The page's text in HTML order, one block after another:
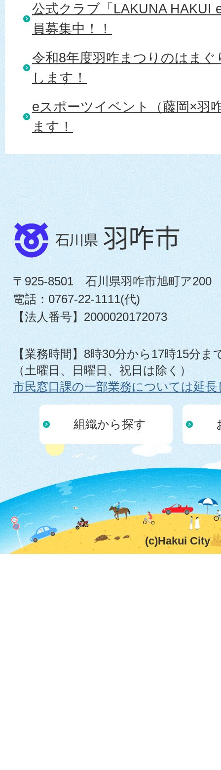
公式クラブ「LAKUNA HAKUI
員募集中！！
令和8年度羽咋まつりのはまぐ
します！
eスポーツイベント（藤岡×羽
ます！
〒925-8501 石川県羽咋市旭町ア200
電話：0767-22-1111(代)
【法人番号】2000020172073
【業務時間】8時30分から17時15分ま
（土曜日、日曜日、祝日は除く）
市民窓口課の一部業務については延
組織から探す
(c)Hakui City